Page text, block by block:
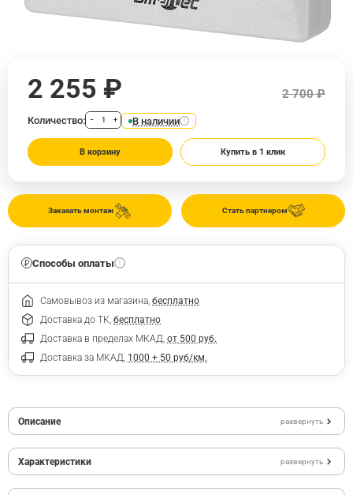
Стать партнером
Заказать монтаж
2 255 ₽ 2 700 ₽
Количество: − + В наличии
В корзину Купить в 1 клик
Способы оплаты
Самовывоз из магазина, бесплатно
Доставка до ТК, бесплатно
Доставка в пределах МКАД, от 500 руб.
Доставка за МКАД, 1000 + 50 руб/км.
Описание развернуть
Характеристики развернуть